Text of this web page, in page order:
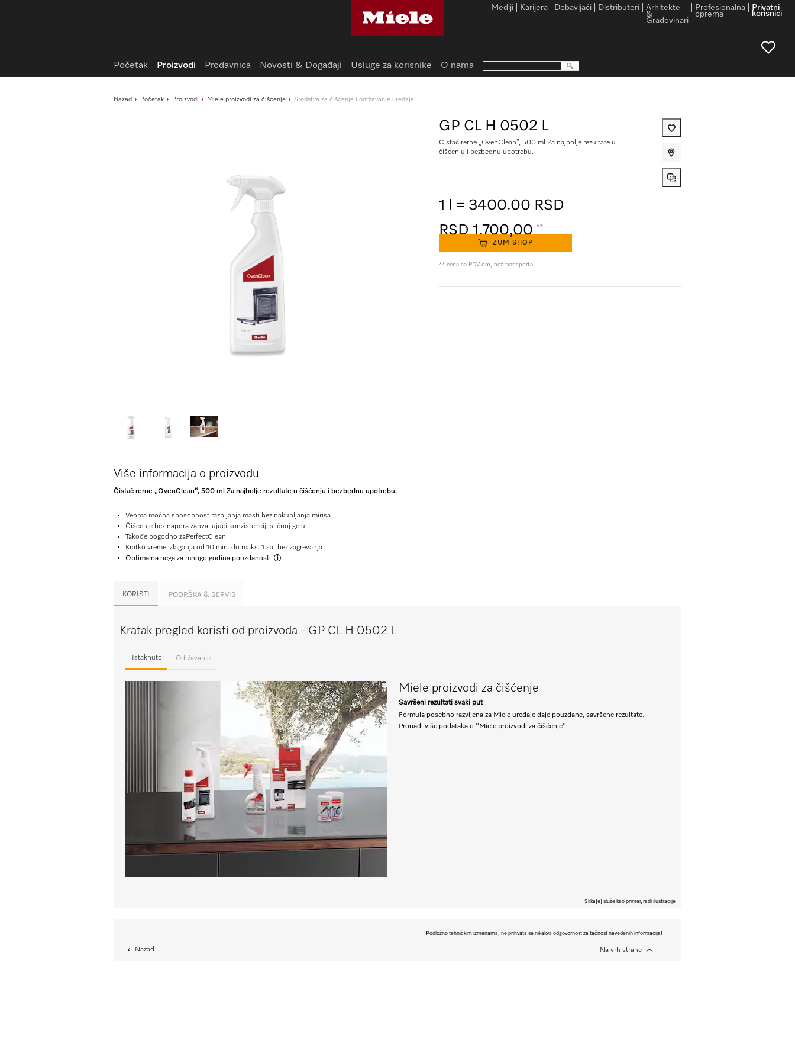
Nazad Početak Proizvodi Miele proizvodi za čišćenje Sredstva za čišćenje i održavanje uređaja
GP CL H 0502 L
Čistač rerne „OvenClean“, 500 ml Za najbolje rezultate u
čišćenju i bezbednu upotrebu.
1 l = 3400.00 RSD
RSD 1.700,00 **
ZUM SHOP
** cena sa PDV-om, bez transporta
Više informacija o proizvodu
Čistač rerne „OvenClean“, 500 ml Za najbolje rezultate u čišćenju i bezbednu upotrebu.
Veoma moćna sposobnost razbijanja masti bez nakupljanja mirisa
Čišćenje bez napora zahvaljujući konzistenciji sličnoj gelu
Takođe pogodno zaPerfectClean
Kratko vreme izlaganja od 10 min. do maks. 1 sat bez zagrevanja
Optimalna nega za mnogo godina pouzdanosti
KORISTI PODRŠKA & SERVIS
Kratak pregled koristi od proizvoda - GP CL H 0502 L
Istaknuto Održavanje
Miele proizvodi za čišćenje
Savršeni rezultati svaki put
Formula posebno razvijena za Miele uređaje daje pouzdane, savršene rezultate.
Pronađi više podataka o "Miele proizvodi za čišćenje"
Slika(e) služe kao primer, radi ilustracije
Podložno tehničkim izmenama; ne prihvata se nikakva odgovornost za tačnost navedenih informacija!
Nazad Na vrh strane
Privatni
korisnici
Profesionalna
oprema
Arhitekte
&
Građevinari
Distributeri
Dobavljači
Karijera
Mediji
Početak Proizvodi Prodavnica Novosti & Događaji Usluge za korisnike O nama